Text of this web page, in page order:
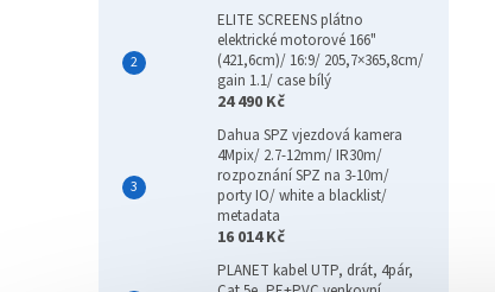
ELITE SCREENS plátno
elektrické motorové 166"
(421,6cm)/ 16:9/ 205,7×365,8cm/
gain 1.1/ case bílý
24 490 Kč
Dahua SPZ vjezdová kamera
4Mpix/ 2.7-12mm/ IR30m/
rozpoznání SPZ na 3-10m/
porty IO/ white a blacklist/
metadata
16 014 Kč
PLANET kabel UTP, drát, 4pár,